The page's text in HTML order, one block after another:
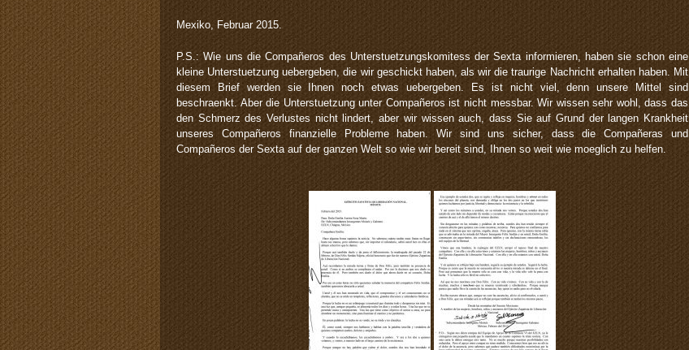
Mexiko, Februar 2015.
P.S.: Wie uns die Compañeros des Unterstuetzungskomitess der Sexta informieren, haben sie schon eine
kleine Unterstuetzung uebergeben, die wir geschickt haben, als wir die traurige Nachricht erhalten haben. Mit
diesem Brief werden sie Ihnen noch etwas uebergeben. Es ist nicht viel, denn unsere Mittel sind
beschraenkt. Aber die Unterstuetzung unter Compañeros ist nicht messbar. Wir wissen sehr wohl, dass das
den Schmerz des Verlustes nicht lindert, aber wir wissen auch, dass Sie auf Grund der langen Krankheit
unseres Compañeros finanzielle Probleme haben. Wir sind uns sicher, dass die Compañeras und
Compañeros der Sexta auf der ganzen Welt so wie wir bereit sind, Ihnen so weit wie moeglich zu helfen.